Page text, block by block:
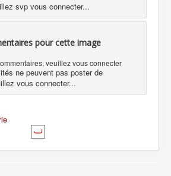
svp vous connecter...
pour cette image
veuillez vous connecter
ne peuvent pas poster de
vous connecter...